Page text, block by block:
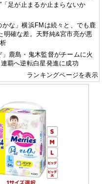
「足が止まるか止まらないか
かな」横浜FMは続々と、でも鹿
確な差。天野純&宮市亮が悪
」鹿島・鬼木監督がチームに火
覇へ逆転白星発進に成功
ランキングページを表示